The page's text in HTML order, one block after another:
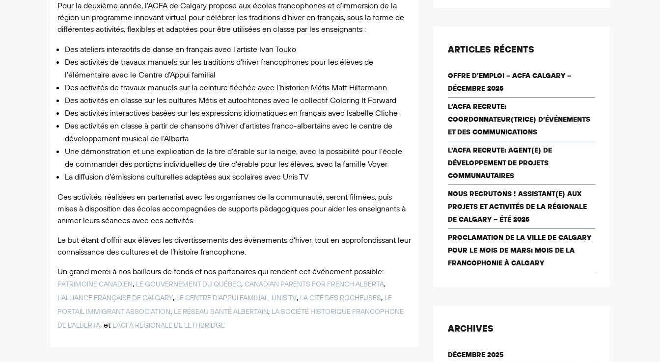
Pour la deuxième année, l’ACFA de Calgary propose aux écoles francophones et d’immersion de la
région un programme innovant virtuel pour célébrer les traditions d’hiver en français, sous la forme de
différentes activités, flexibles et adaptées pour être utilisées en classe par les enseignants :
Des ateliers interactifs de danse en français avec l’artiste Ivan Touko
Des activités de travaux manuels sur les traditions d’hiver francophones pour les élèves de
l’élémentaire avec le Centre d’Appui familial
Des activités de travaux manuels sur la ceinture fléchée avec l’historien Métis Matt Hiltermann
Des activités en classe sur les cultures Métis et autochtones avec le collectif Coloring It Forward
Des activités interactives basées sur les expressions idiomatiques en français avec Isabelle Cliche
Des activités en classe à partir de chansons d’hiver d’artistes franco-albertains avec le centre de
développement musical de l’Alberta
Une démonstration et une explication de la tire d’érable sur la neige, avec la possibilité pour l’école
de commander des portions individuelles de tire d’érable pour les élèves, avec la famille Voyer
La diffusion d’émissions culturelles adaptées aux scolaires avec Unis TV
Ces activités, réalisées en partenariat avec les organismes de la communauté, seront filmées, puis
mises à disposition des écoles accompagnées de supports pédagogiques pour aider les enseignants à
animer leurs séances avec ces activités.
Le but étant d’offrir aux élèves les divertissements des évènements d’hiver, tout en approfondissant leur
connaissance des cultures et de l’histoire francophone.
Un grand merci à nos bailleurs de fonds et nos partenaires qui rendent cet événement possible:
PATRIMOINE CANADIEN, LE GOUVERNEMENT DU QUÉBEC, CANADIAN PARENTS FOR FRENCH ALBERTA,
L’ALLIANCE FRANÇAISE DE CALGARY, LE CENTRE D’APPUI FAMILIAL, UNIS TV, LA CITÉ DES ROCHEUSES, LE
PORTAIL IMMIGRANT ASSOCIATION, LE RÉSEAU SANTÉ ALBERTAIN, LA SOCIÉTÉ HISTORIQUE FRANCOPHONE
DE L’ALBERTA, et L’ACFA RÉGIONALE DE LETHBRIDGE
ARTICLES RÉCENTS
OFFRE D’EMPLOI – ACFA CALGARY –
DÉCEMBRE 2025
L’ACFA RECRUTE:
COORDONNATEUR(TRICE) D’ÉVÉNEMENTS
ET DES COMMUNICATIONS
L’ACFA RECRUTE: AGENT(E) DE
DÉVELOPPEMENT DE PROJETS
COMMUNAUTAIRES
NOUS RECRUTONS ! ASSISTANT(E) AUX
PROJETS ET ACTIVITÉS DE LA RÉGIONALE
DE CALGARY – ÉTÉ 2025
PROCLAMATION DE LA VILLE DE CALGARY
POUR LE MOIS DE MARS: MOIS DE LA
FRANCOPHONIE À CALGARY
ARCHIVES
DÉCEMBRE 2025